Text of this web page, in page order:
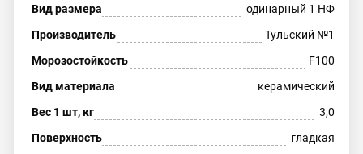
Вид размера
одинарный 1 НФ
Производитель
Тульский №1
Морозостойкость
F100
Вид материала
керамический
Вес 1 шт, кг
3,0
Поверхность
гладкая